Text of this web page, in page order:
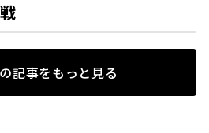
記事をもっと見る